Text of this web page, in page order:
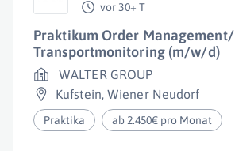
vor 30+ T
Praktikum Order Management/
Transportmonitoring (m/w/d)
WALTER GROUP
Kufstein,Wiener Neudorf
Praktika ab 2.450€ pro Monat